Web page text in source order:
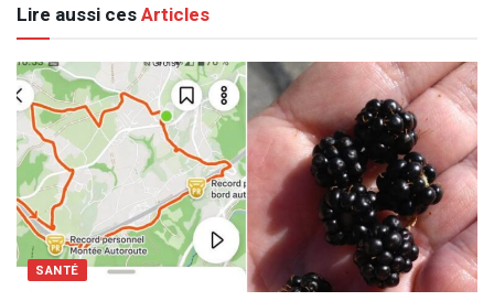
Lire aussi cesArticles
SANTÉ